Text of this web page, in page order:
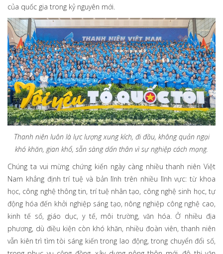
của quốc gia trong kỷ nguyên mới.
Thanh niên luôn là lực lượng xung kích, đi đầu, không quản ngại
khó khăn, gian khổ, sẵn sàng dấn thân vì sự nghiệp cách mạng.
Chúng ta vui mừng chứng kiến ngày càng nhiều thanh niên Việt
Nam khẳng định trí tuệ và bản lĩnh trên nhiều lĩnh vực: từ khoa
học, công nghệ thông tin, trí tuệ nhân tạo, công nghệ sinh học, tự
động hóa đến khởi nghiệp sáng tạo, nông nghiệp công nghệ cao,
kinh tế số, giáo dục, y tế, môi trường, văn hóa. Ở nhiều địa
phương, dù điều kiện còn khó khăn, nhiều đoàn viên, thanh niên
vẫn kiên trì tìm tòi sáng kiến trong lao động, trong chuyển đổi số,